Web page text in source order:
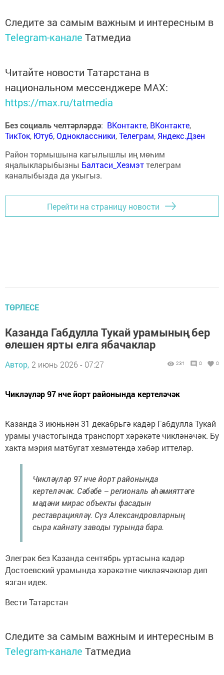
Следите за самым важным и интересным в
Telegram-канале Татмедиа
Читайте новости Татарстана в
национальном мессенджере MАХ:
https://max.ru/tatmedia
Без социаль челтәрләрдә: ВКонтакте, ВКонтакте,
ТикТок, Ютуб,Одноклассники,Телеграм, Яндекс.Дзен
Район тормышына кагылышлы иң мөһим
яңалыкларыбызны Балтаси_Хезмэттелеграм
каналыбызда да укыгыз.
Перейти на страницу новости
ТӨРЛЕСЕ
Казанда Габдулла Тукай урамының бер
өлешен ярты елга ябачаклар
Автор, 2 июнь 2026 - 07:27 231 0 0
Чикләүләр 97 нче йорт районында кертеләчәк
Казанда 3 июньнән 31 декабрьгә кадәр Габдулла Тукай
урамы участогында транспорт хәрәкәте чикләнәчәк. Бу
хакта мэрия матбугат хезмәтендә хәбәр иттеләр.
Чикләүләр 97 нче йорт районында
кертеләчәк. Сәбәбе – региональ әһәмияттәге
мәдәни мирас объекты фасадын
реставрацияләү. Сүз Александровларның
сыра кайнату заводы турында бара.
Элегрәк без Казанда сентябрь уртасына кадәр
Достоевский урамында хәрәкәтне чикләячәкләр дип
язган идек.
Вести Татарстан
Следите за самым важным и интересным в
Telegram-канале Татмедиа